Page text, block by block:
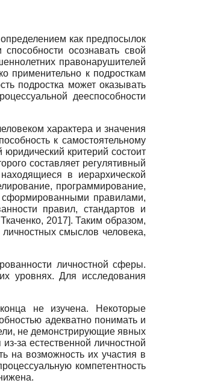
как предпосылок
осознавать свой
правонарушителей
применительно к подросткам
подростка может оказывать
дееспособности
характера и значения
к самостоятельному
юридический критерий состоит
составляет регулятивный
в иерархической
программирование,
правилами,
правил, стандартов и
Ткаченко, 2017]. Таким образом,
смыслов человека,
личностной сферы.
уровнях. Для исследования
не изучена. Некоторые
адекватно понимать и
не демонстрирующие явных
за естественной личностной
на возможность их участия в
компетентность